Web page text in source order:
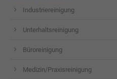
Industriereinigung
Unterhaltsreinigung
Büroreinigung
Medizin/Praxisreinigung